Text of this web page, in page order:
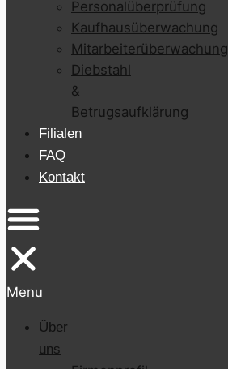
Personalüberprüfung
Kaufhausüberwachung
Mitarbeiterüberwachung
Diebstahl
&
Betrugsaufklärung
Filialen
FAQ
Kontakt
Menu
Über
uns